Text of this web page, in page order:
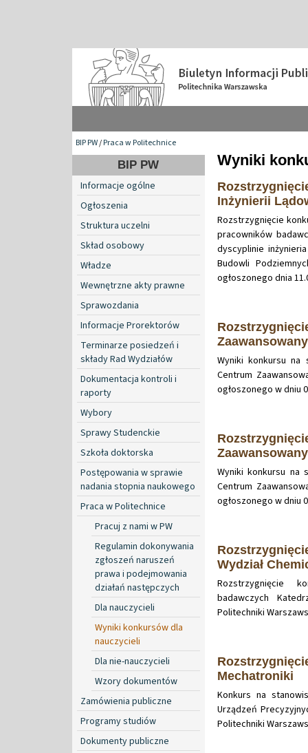
BIP PW/Praca w Politechnice
BIP PW
Informacje ogólne
Ogłoszenia
Struktura uczelni
Skład osobowy
Władze
Wewnętrzne akty prawne
Sprawozdania
Informacje Prorektorów
Terminarze posiedzeń i
składy Rad Wydziałów
Dokumentacja kontroli i
raporty
Wybory
Sprawy Studenckie
Szkoła doktorska
Postępowania w sprawie
nadania stopnia naukowego
Praca w Politechnice
Pracuj z nami w PW
Regulamin dokonywania
zgłoszeń naruszeń
prawa i podejmowania
działań następczych
Dla nauczycieli
Wyniki konkursów dla
nauczycieli
Dla nie-nauczycieli
Wzory dokumentów
Zamówienia publiczne
Programy studiów
Dokumenty publiczne
Wyniki
Inżynierii
Rozstrzygnięcie
pracowników
dyscyplinie
Budowli
ogłoszonego dnia
Wyniki konkursu na
Centrum
ogłoszonego w dniu
Wyniki konkursu na
Centrum
ogłoszonego w dniu
Wydział
Rozstrzygnięcie
badawczych
Politechniki
Mechatroniki
Konkurs na
Urządzeń
Politechniki